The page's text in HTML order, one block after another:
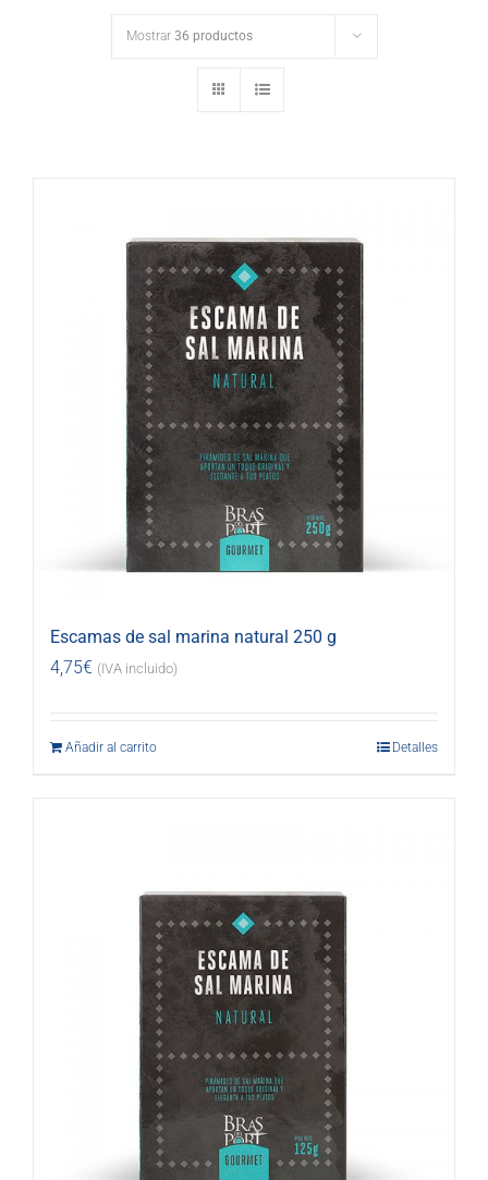
Mostrar 36 productos
Escamas de sal marina natural 250 g
4,75€ (IVA incluido)
Añadir al carrito Detalles